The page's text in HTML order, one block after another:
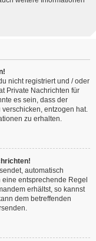
nicht registriert und / oder
Private Nachrichten für
es sein, dass der
entzogen hat.
zu erhalten.
automatisch
entsprechende Regel
erhältst, so kannst
dem betreffenden